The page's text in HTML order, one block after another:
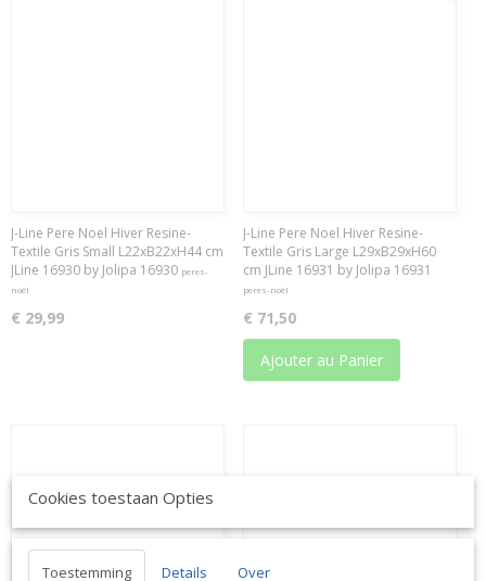
J-Line Pere Noel Hiver Resine-
Textile Gris Small L22xB22xH44 cm
JLine 16930 by Jolipa 16930 peres-
noël
€ 29,99
J-Line Pere Noel Hiver Resine-
Textile Gris Large L29xB29xH60
cm JLine 16931 by Jolipa 16931
peres-noël
€ 71,50
Ajouter au Panier
Cookies toestaan Opties
Toestemming Details Over